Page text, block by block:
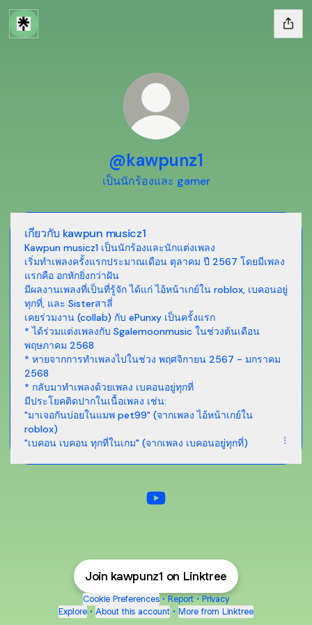
@kawpunz1
เป็นนักร้องและ gamer
เกี่ยวกับ kawpun musicz1
Kawpun musicz1 เป็นนักร้องและนักแต่งเพลง
เริ่มทำเพลงครั้งแรกประมาณเดือน ตุลาคม ปี 2567 โดยมีเพลง
แรกคือ อกหักยิ่งกว่าฝัน
มีผลงานเพลงที่เป็นที่รู้จัก ได้แก่ ไอ้หน้าเกย์ใน roblox, เบคอนอยู่
ทุกที่, และ Sisterสาลี่
เคยร่วมงาน (collab) กับ ePunxy เป็นครั้งแรก
* ได้ร่วมแต่งเพลงกับ Sgalemoonmusic ในช่วงต้นเดือน
พฤษภาคม 2568
* หายจากการทำเพลงไปในช่วง พฤศจิกายน 2567 - มกราคม
2568
* กลับมาทำเพลงด้วยเพลง เบคอนอยู่ทุกที่
มีประโยคติดปากในเนื้อเพลง เช่น:
"มาเจอกันบ่อยในแมพ pet99" (จากเพลง ไอ้หน้าเกย์ใน
roblox)
Join kawpunz1 on Linktree
Cookie Preferences • Report • Privacy
Explore • About this account • More from Linktree